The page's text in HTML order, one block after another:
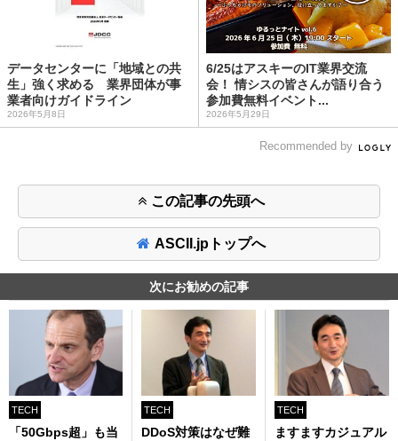
データセンターに「地域との共
生」強く求める 業界団体が事
業者向けガイドライン
2026年5月8日
6/25はアスキーのIT業界交流
会！ 情シスの皆さんが語り合う
参加費無料イベント...
2026年5月29日
Recommended by
この記事の先頭へ
ASCII.jpトップへ
次にお勧めの記事
TECH
「50Gbps超」も当
TECH
DDoS対策はなぜ難
TECH
ますますカジュアル